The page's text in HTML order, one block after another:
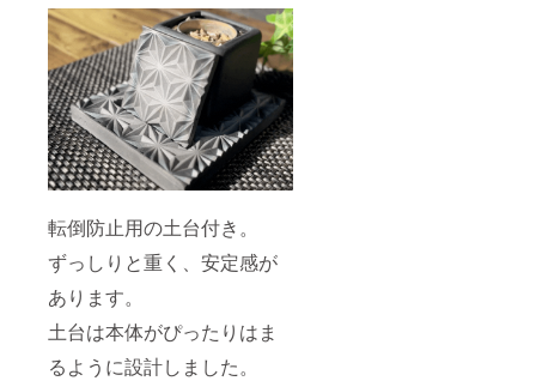
転倒防止用の土台付き。
ずっしりと重く、安定感が
あります。
土台は本体がぴったりはま
るように設計しました。